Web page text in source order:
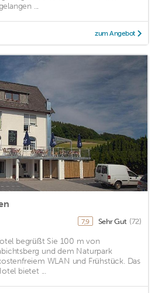
...
zum Angebot
7,9 Sehr Gut (72)
begrüßt Sie 100 m von
und dem Naturpark
WLAN und Frühstück. Das
bietet ...